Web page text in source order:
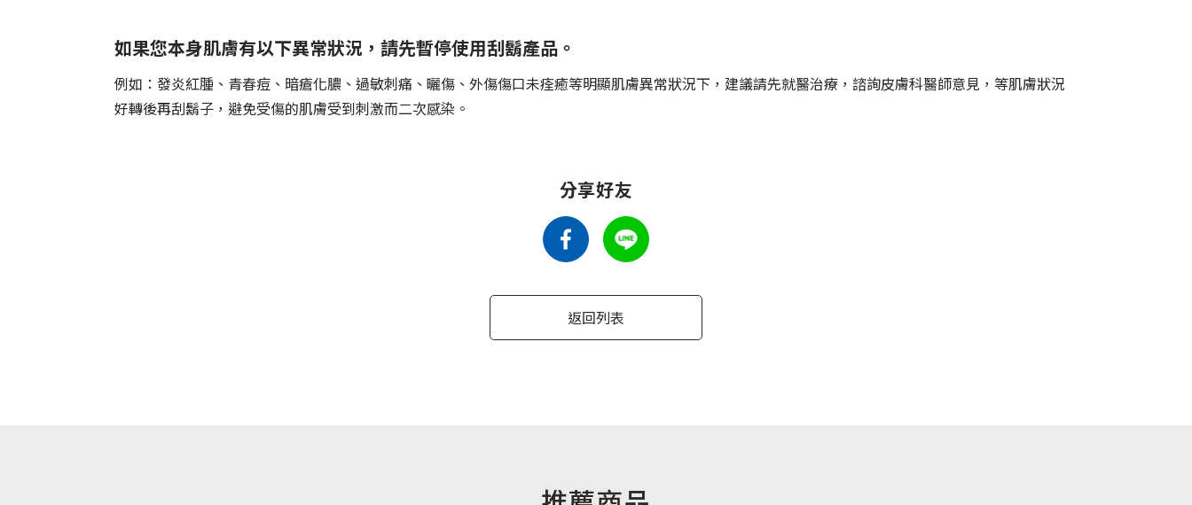
如果您本身肌膚有以下異常狀況，請先暫停使用刮鬍產品。
例如：發炎紅腫、青春痘、暗瘡化膿、過敏刺痛、曬傷、外傷傷口未痊癒等明顯肌膚異常狀況下，建議請先就醫治療，諮詢皮膚科醫師意見，等肌膚狀況
好轉後再刮鬍子，避免受傷的肌膚受到刺激而二次感染。
分享好友
返回列表